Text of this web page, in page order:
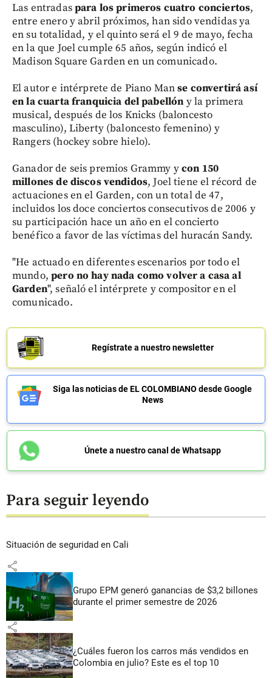
Las entradaspara los primeros cuatro conciertos,
entre enero y abril próximos, han sido vendidas ya
en su totalidad, y el quinto será el 9 de mayo, fecha
en la que Joel cumple 65 años, según indicó el
Madison Square Garden en un comunicado.
El autor e intérprete de Piano Manse convertirá así
en la cuarta franquicia del pabellón y la primera
musical, después de los Knicks (baloncesto
masculino), Liberty (baloncesto femenino) y
Rangers (hockey sobre hielo).
Ganador de seis premios Grammy ycon 150
millones de discos vendidos, Joel tiene el récord de
actuaciones en el Garden, con un total de 47,
incluidos los doce conciertos consecutivos de 2006 y
su participación hace un año en el concierto
benéfico a favor de las víctimas del huracán Sandy.
"He actuado en diferentes escenarios por todo el
mundo,pero no hay nada como volver a casa al
Garden", señaló el intérprete y compositor en el
comunicado.
Regístrate a nuestro newsletter
Siga las noticias de EL COLOMBIANO desde Google
News
Únete a nuestro canal de Whatsapp
Para seguir leyendo
Situación de seguridad en Cali
share
Grupo EPM generó ganancias de $3,2 billones
durante el primer semestre de 2026
share
¿Cuáles fueron los carros más vendidos en
Colombia en julio? Este es el top 10